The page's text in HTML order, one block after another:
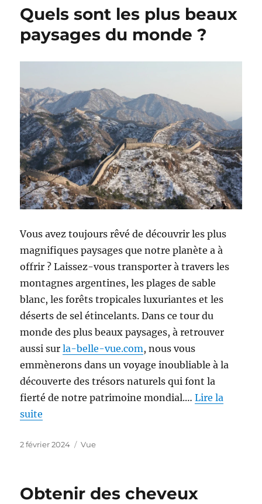
Quels sont les plus beaux
paysages du monde ?
Vous avez toujours rêvé de découvrir les plus
magnifiques paysages que notre planète a à
offrir ? Laissez-vous transporter à travers les
montagnes argentines, les plages de sable
blanc, les forêts tropicales luxuriantes et les
déserts de sel étincelants. Dans ce tour du
monde des plus beaux paysages, à retrouver
aussi surla-belle-vue.com, nous vous
emmènerons dans un voyage inoubliable à la
découverte des trésors naturels qui font la
fierté de notre patrimoine mondial.…Lire la
suite
Publié
2 février 2024 Catégories
Vue
Obtenir des cheveux